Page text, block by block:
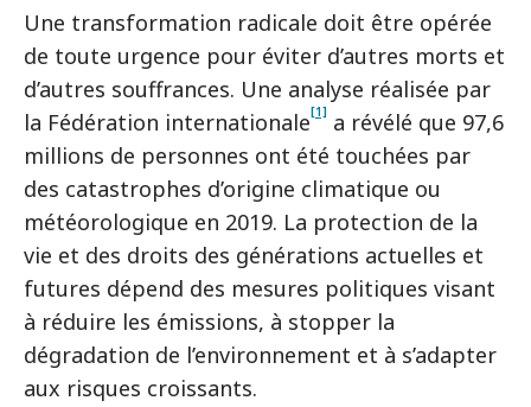
Une transformation radicale doit être opérée
de toute urgence pour éviter d’autres morts et
d’autres souffrances. Une analyse réalisée par
la Fédération internationale[1] a révélé que 97,6
millions de personnes ont été touchées par
des catastrophes d’origine climatique ou
météorologique en 2019. La protection de la
vie et des droits des générations actuelles et
futures dépend des mesures politiques visant
à réduire les émissions, à stopper la
dégradation de l’environnement et à s’adapter
aux risques croissants.